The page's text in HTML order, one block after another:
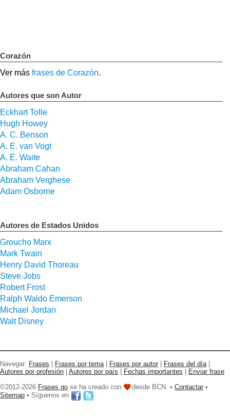
Corazón
Ver más frases de Corazón.
Autores que son Autor
Eckhart Tolle
Hugh Howey
A. C. Benson
A. E. van Vogt
A. E. Waite
Abraham Cahan
Abraham Verghese
Adam Osborne
Autores de Estados Unidos
Groucho Marx
Mark Twain
Henry David Thoreau
Steve Jobs
Robert Frost
Ralph Waldo Emerson
Michael Jordan
Walt Disney
Navegar: Frases Frases por tema| Frases por autor Frases del día|
Autores por profesión
Autores por país Fechas importantes
Enviar frase
©2012-2026 Frases go se ha creado con desde BCN. • Contactar •
Sitemap • Síguenos en